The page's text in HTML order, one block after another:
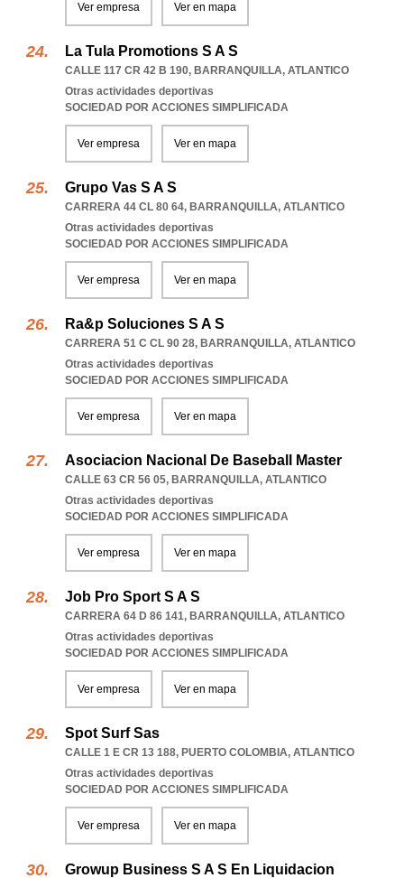
Ver empresa Ver en mapa
La Tula Promotions S A S
CALLE 117 CR 42 B 190, BARRANQUILLA, ATLANTICO
Otras actividades deportivas
SOCIEDAD POR ACCIONES SIMPLIFICADA
Ver empresa Ver en mapa
Grupo Vas S A S
CARRERA 44 CL 80 64, BARRANQUILLA, ATLANTICO
Otras actividades deportivas
SOCIEDAD POR ACCIONES SIMPLIFICADA
Ver empresa Ver en mapa
Ra&p Soluciones S A S
CARRERA 51 C CL 90 28, BARRANQUILLA, ATLANTICO
Otras actividades deportivas
SOCIEDAD POR ACCIONES SIMPLIFICADA
Ver empresa Ver en mapa
Asociacion Nacional De Baseball Master
CALLE 63 CR 56 05, BARRANQUILLA, ATLANTICO
Otras actividades deportivas
SOCIEDAD POR ACCIONES SIMPLIFICADA
Ver empresa Ver en mapa
Job Pro Sport S A S
CARRERA 64 D 86 141, BARRANQUILLA, ATLANTICO
Otras actividades deportivas
SOCIEDAD POR ACCIONES SIMPLIFICADA
Ver empresa Ver en mapa
Spot Surf Sas
CALLE 1 E CR 13 188, PUERTO COLOMBIA, ATLANTICO
Otras actividades deportivas
SOCIEDAD POR ACCIONES SIMPLIFICADA
Ver empresa Ver en mapa
Growup Business S A S En Liquidacion